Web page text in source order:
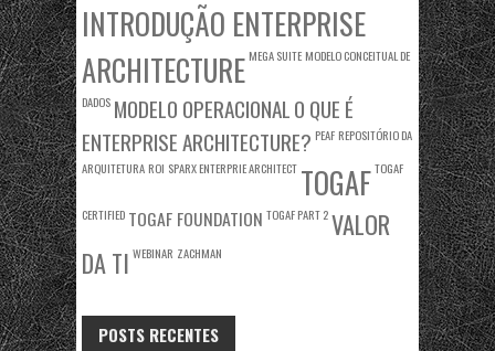
INTRODUÇÃO ENTERPRISE
ARCHITECTURE MEGA SUITE MODELO CONCEITUAL DE
DADOS MODELO OPERACIONALO QUE É
ENTERPRISE ARCHITECTURE? PEAF REPOSITÓRIO DA
ARQUITETURA ROI SPARX ENTERPRIE ARCHITECT TOGAFTOGAF
CERTIFIED TOGAF FOUNDATION TOGAF PART 2VALOR
DA TI WEBINAR ZACHMAN
POSTS RECENTES